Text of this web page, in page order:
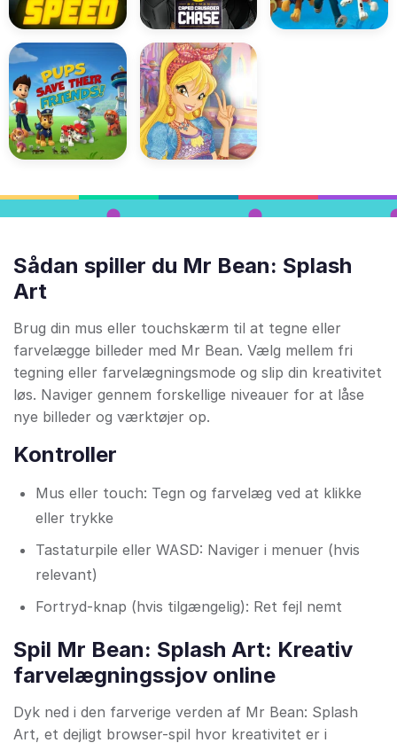
Sådan spiller du Mr Bean: Splash
Art
Brug din mus eller touchskærm til at tegne eller
farvelægge billeder med Mr Bean. Vælg mellem fri
tegning eller farvelægningsmode og slip din kreativitet
løs. Naviger gennem forskellige niveauer for at låse
nye billeder og værktøjer op.
Kontroller
Mus eller touch: Tegn og farvelæg ved at klikke
eller trykke
Tastaturpile eller WASD: Naviger i menuer (hvis
relevant)
Fortryd-knap (hvis tilgængelig): Ret fejl nemt
Spil Mr Bean: Splash Art: Kreativ
farvelægningssjov online
Dyk ned i den farverige verden af Mr Bean: Splash
Art, et dejligt browser-spil hvor kreativitet er i